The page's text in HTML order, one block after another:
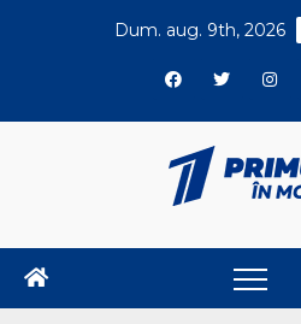
Dum. aug. 9th, 2026